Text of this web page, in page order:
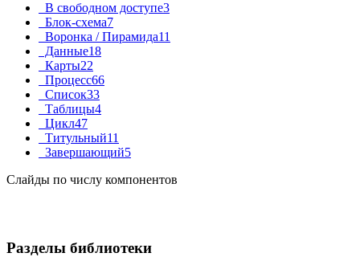
В свободном доступе3
Блок-схема7
Воронка / Пирамида11
Данные18
Карты22
Процесс66
Список33
Таблицы4
Цикл47
Титульный11
Завершающий5
Слайды по числу компонентов
Разделы библиотеки